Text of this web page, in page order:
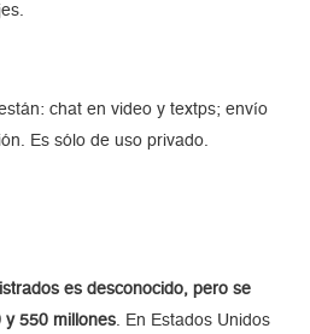
chat en video y textps; envío
Es sólo de uso privado.
es desconocido, pero se
y 550 millones . En Estados Unidos